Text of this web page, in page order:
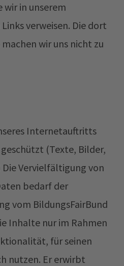
in unserem
verweisen. Die dort
wir uns nicht zu
Internetauftritts
(Texte, Bilder,
Die Vervielfältigung von
bedarf der
vom BildungsFairBund
Inhalte nur im Rahmen
für seinen
nutzen. Er erwirbt